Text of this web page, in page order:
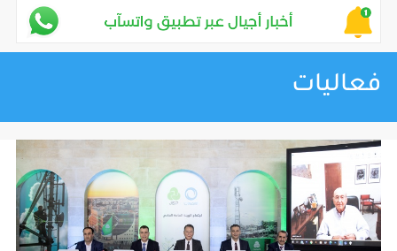
فعاليات